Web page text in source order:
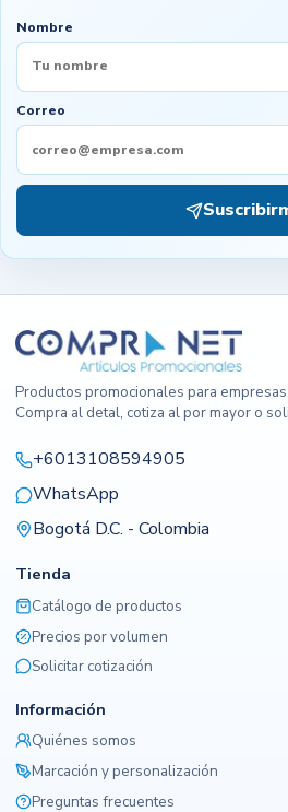
Nombre
Correo
Productos promocionales para
Compra al detal, cotiza al por mayor o
+6013108594905
WhatsApp
Bogotá D.C. - Colombia
Tienda
Catálogo de productos
Precios por volumen
Solicitar cotización
Información
Quiénes somos
Marcación y personalización
Preguntas frecuentes